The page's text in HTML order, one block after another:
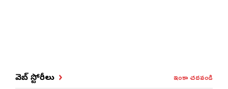
వెబ్ స్టోరీలు ఇంకా చదవండి